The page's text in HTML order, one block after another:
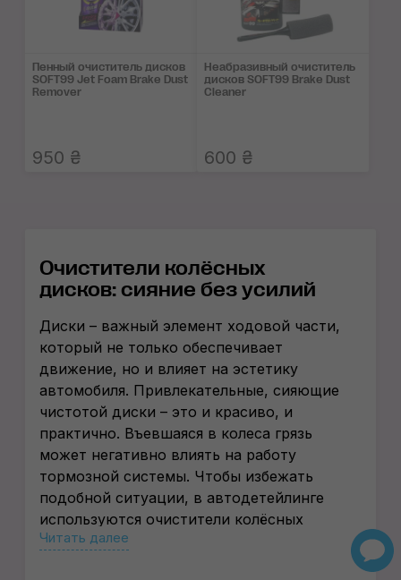
Пенный очиститель дисков
SOFT99 Jet Foam Brake Dust
Remover
950 ₴
Неабразивный очиститель
дисков SOFT99 Brake Dust
Cleaner
600 ₴
Очистители колёсных
дисков: сияние без усилий
Диски – важный элемент ходовой части,
который не только обеспечивает
движение, но и влияет на эстетику
автомобиля. Привлекательные, сияющие
чистотой диски – это и красиво, и
практично. Въевшаяся в колеса грязь
может негативно влиять на работу
тормозной системы. Чтобы избежать
подобной ситуации, в автодетейлинге
используются очистители колёсных
дисков. Вы можете заказать их в нашем
Читать далее